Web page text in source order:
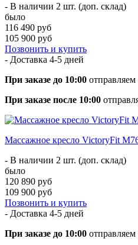
- В наличии 2 шт. (доп. склад)
было
116 490 руб
105 900 руб
Позвонить и купить
- Доставка 4-5 дней
При заказе до 10:00 отправляем
При заказе после 10:00
Массажное кресло VictoryFit
- В наличии 2 шт. (доп. склад)
было
120 890 руб
109 900 руб
Позвонить и купить
- Доставка 4-5 дней
При заказе до 10:00 отправляем